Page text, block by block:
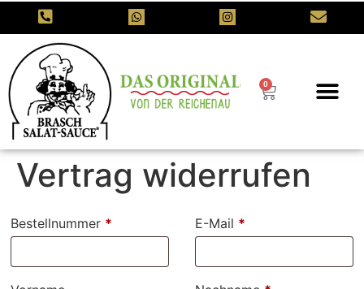
0
Vertrag widerrufen
Bestellnummer * E-Mail *
Page URI *erforderlich